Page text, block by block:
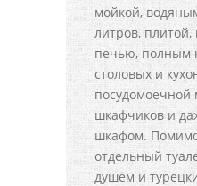
мойкой,
литров,
печью, полным
столовых и
шкафчиков и
шкафом. Помимо
отдельный
душем и